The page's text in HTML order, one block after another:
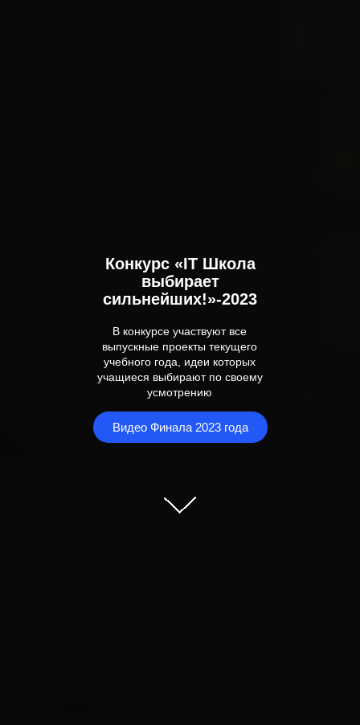
Конкурс «IT Школа
выбирает
сильнейших!»-2023
В конкурсе участвуют все
выпускные проекты текущего
учебного года, идеи которых
учащиеся выбирают по своему
усмотрению
Видео Финала 2023 года